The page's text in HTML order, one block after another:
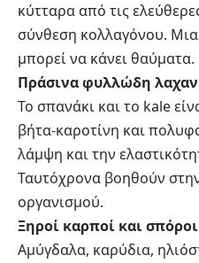
κύτταρα από τις
σύνθεση κολλαγόνου.
μπορεί να κάνει θαύματα.
Πράσινα φυλλώδη
Το σπανάκι και το kale
βήτα-καροτίνη και
λάμψη και την
Ταυτόχρονα βοηθούν
οργανισμού.
Ξηροί καρποί και σπόροι
Αμύγδαλα, καρύδια,